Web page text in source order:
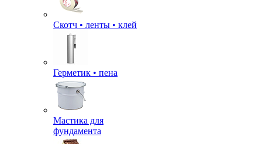
Скотч • ленты • клей
Герметик • пена
Мастика для
фундамента